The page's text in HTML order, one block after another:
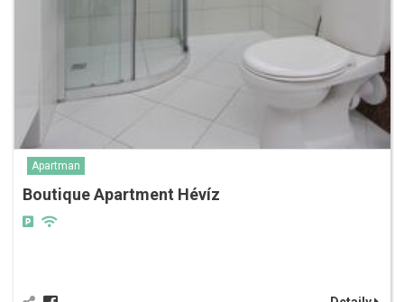
Apartman
Boutique Apartment Hévíz